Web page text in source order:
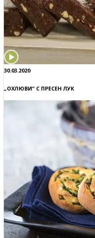
30.03.2020
„ОХЛЮВИ“ С ПРЕСЕН ЛУК